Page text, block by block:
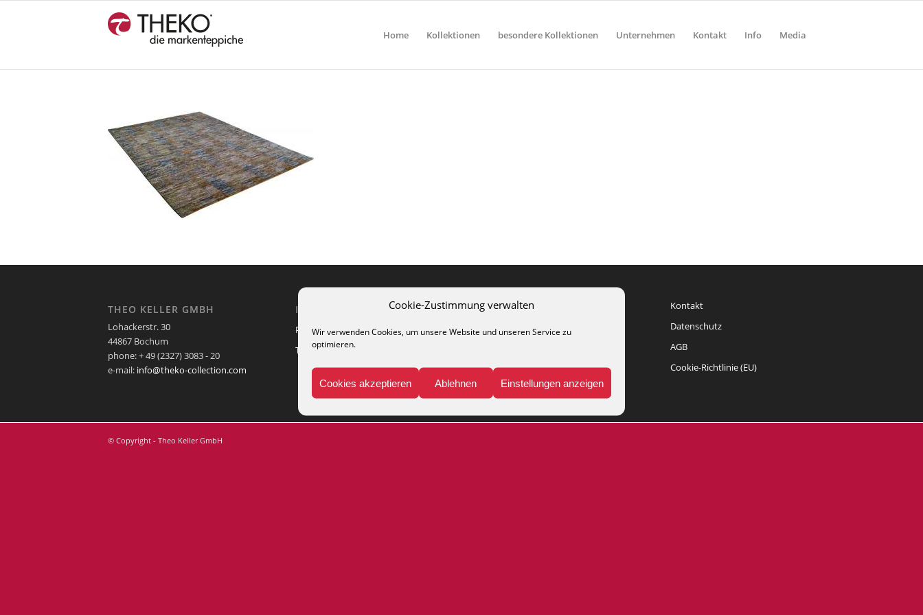
Cookie-Zustimmung verwalten
Wir verwenden Cookies, um unsere Website und unseren Service zu
optimieren.
Cookies akzeptieren Ablehnen Einstellungen anzeigen
Home Kollektionen besondere Kollektionen Unternehmen Kontakt Info Media
THEO KELLER GMBH
Lohackerstr. 30
44867 Bochum
phone: + 49 (2327) 3083 - 20
e-mail: info@theko-collection.com
INFO
Pflegehinweise
Teppich-Lexikon
MEDIA
Kataloge
Presse
Kontakt
Datenschutz
AGB
Cookie-Richtlinie (EU)
© Copyright - Theo Keller GmbH